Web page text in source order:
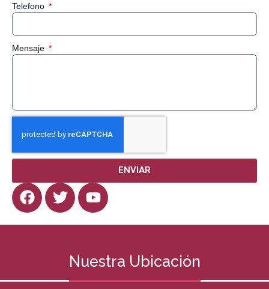
Telefono
Mensaje
ENVIAR
F
a
o
T
w
r
Y
o
b
e
Nuestra Ubicación